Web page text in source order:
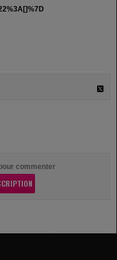
commenter